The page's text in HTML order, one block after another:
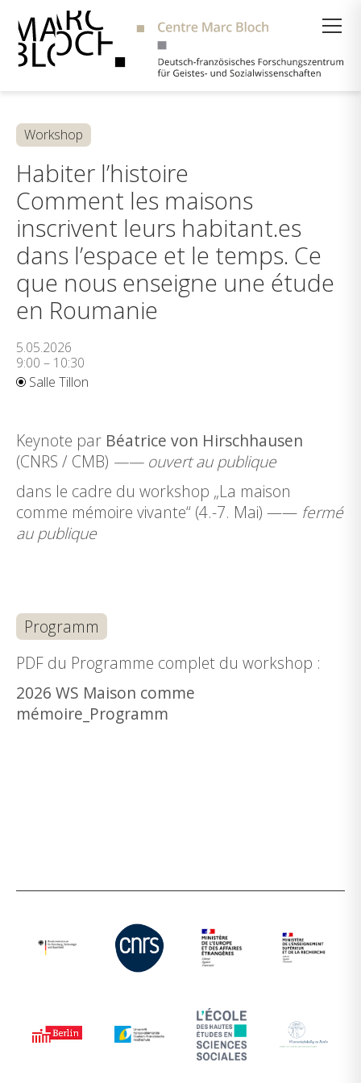
Workshop
Habiter l’histoire
Comment les maisons
inscrivent leurs habitant.es
dans l’espace et le temps. Ce
que nous enseigne une étude
en Roumanie
5.05.2026
9:00 – 10:30
Salle Tillon
Keynote par Béatrice von Hirschhausen
(CNRS / CMB) —— ouvert au publique
dans le cadre du workshop „La maison
comme mémoire vivante“ (4.-7. Mai) —— fermé
au publique
Programm
PDF du Programme complet du workshop :
2026 WS Maison comme
mémoire_Programm